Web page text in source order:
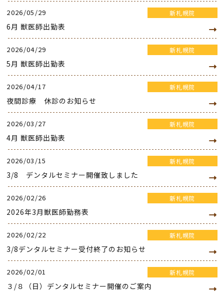
2026/05/29 新札幌院
6月 獣医師出勤表
2026/04/29 新札幌院
5月 獣医師出勤表
2026/04/17 新札幌院
夜間診療 休診のお知らせ
2026/03/27 新札幌院
4月 獣医師出勤表
2026/03/15 新札幌院
3/8 デンタルセミナー開催致しました
2026/02/26 新札幌院
2026年3月獣医師勤務表
2026/02/22 新札幌院
3/8デンタルセミナー受付終了のお知らせ
2026/02/01 新札幌院
３/８（日）デンタルセミナー開催のご案内